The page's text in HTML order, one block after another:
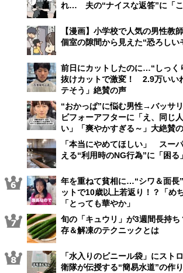
れ… 夫の“ナイスな返答”に「こ
【漫画】小学校で人気の男性
個室の隙間から見えた“恐ろしい
前日にカットしたのに…“しっ
抜けカットで激変！ 2.9万いい
テそう」絶賛の声
“おかっぱ”に悩む男性→バッサ
ビフォーアフターに「え、同じ
い」「爽やかすぎる～」大絶賛
「本当にやめてほしい」 スー
える“利用時のNG行為”に「困る
年を重ねて貧相に…“シワ＆面
ットで10歳以上若返り！？「め
「とっても華やか」
旬の「キュウリ」が3週間長持
存＆解凍のテクニックとは
「水入りのビニール袋」にス
衛隊が伝授する“簡易水道”の作